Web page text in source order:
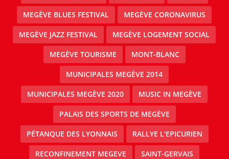
MEGÈVE BLUES FESTIVAL MEGÈVE CORONAVIRUS
MEGÈVE JAZZ FESTIVAL MEGÈVE LOGEMENT SOCIAL
MEGÈVE TOURISME MONT-BLANC
MUNICIPALES MEGÈVE 2014
MUNICIPALES MEGÈVE 2020 MUSIC IN MEGÈVE
PALAIS DES SPORTS DE MEGÈVE
PÉTANQUE DES LYONNAIS RALLYE L'EPICURIEN
RECONFINEMENT MEGEVE SAINT-GERVAIS